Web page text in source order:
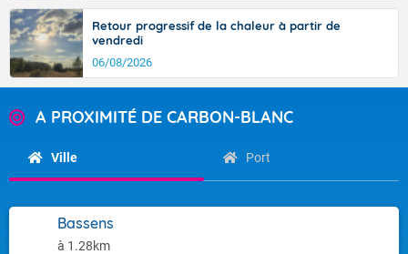
Retour progressif de la chaleur à partir de
vendredi
06/08/2026
A PROXIMITÉ DE CARBON-BLANC
Ville Port
Bassens
à 1.28km